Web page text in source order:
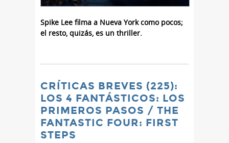
Spike Lee filma a Nueva York como pocos;
el resto, quizás, es un thriller.
CRÍTICAS BREVES (225):
LOS 4 FANTÁSTICOS: LOS
PRIMEROS PASOS / THE
FANTASTIC FOUR: FIRST
STEPS